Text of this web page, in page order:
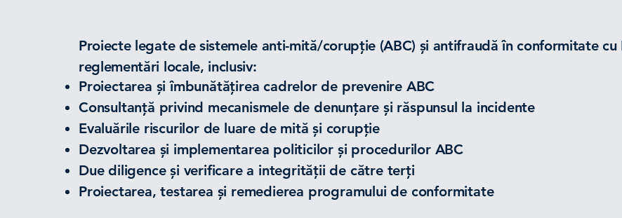
Proiecte legate de sistemele anti-mită/corupție (ABC) și antifraudă în conformitate cu
reglementări locale, inclusiv:
Proiectarea și îmbunătățirea cadrelor de prevenire ABC
Consultanță privind mecanismele de denunțare și răspunsul la incidente
Evaluările riscurilor de luare de mită și corupție
Dezvoltarea și implementarea politicilor și procedurilor ABC
Due diligence și verificare a integrității de către terți
Proiectarea, testarea și remedierea programului de conformitate